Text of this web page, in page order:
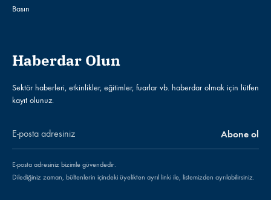
Basın
Haberdar Olun
Sektör haberleri, etkinlikler, eğitimler, fuarlar vb. haberdar olmak için lütfen
kayıt olunuz.
E-posta adresiniz bizimle güvendedir.
Dilediğiniz zaman, bültenlerin içindeki üyelikten ayrıl linki ile, listemizden ayrılabilirsiniz.